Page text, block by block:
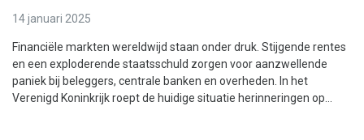
14 januari 2025
Financiële markten wereldwijd staan onder druk. Stijgende rentes
en een exploderende staatsschuld zorgen voor aanzwellende
paniek bij beleggers, centrale banken en overheden. In het
Verenigd Koninkrijk roept de huidige situatie herinneringen op...